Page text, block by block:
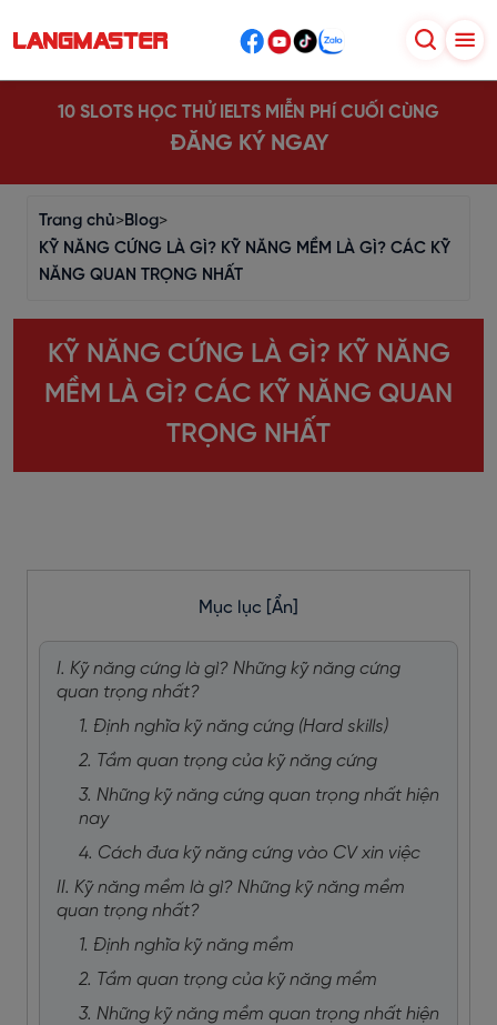
10 SLOTS HỌC THỬ IELTS MIỄN PHÍ CUỐI CÙNG
ĐĂNG KÝ NGAY
Trang chủ>Blog>
KỸ NĂNG CỨNG LÀ GÌ? KỸ NĂNG MỀM LÀ GÌ? CÁC KỸ
NĂNG QUAN TRỌNG NHẤT
KỸ NĂNG CỨNG LÀ GÌ? KỸ NĂNG
MỀM LÀ GÌ? CÁC KỸ NĂNG QUAN
TRỌNG NHẤT
Mục lục [Ẩn]
I. Kỹ năng cứng là gì? Những kỹ năng cứng
quan trọng nhất?
1. Định nghĩa kỹ năng cứng (Hard skills)
2. Tầm quan trọng của kỹ năng cứng
3. Những kỹ năng cứng quan trọng nhất hiện
nay
4. Cách đưa kỹ năng cứng vào CV xin việc
II. Kỹ năng mềm là gì? Những kỹ năng mềm
quan trọng nhất?
1. Định nghĩa kỹ năng mềm
2. Tầm quan trọng của kỹ năng mềm
3. Những kỹ năng mềm quan trọng nhất hiện